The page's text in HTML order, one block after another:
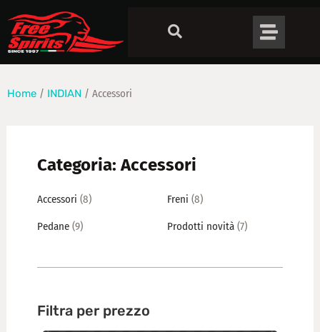
Home / INDIAN / Accessori
Categoria: Accessori
Accessori (8) Freni (8)
Pedane (9) Prodotti novità (7)
Filtra per prezzo